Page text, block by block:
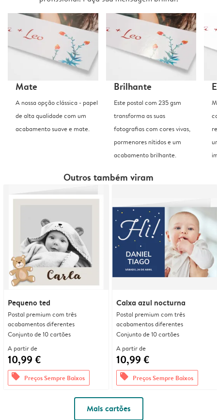
Mate
A nossa opção clássica - papel
de alta qualidade com um
acabamento suave e mate.
Brilhante
Este postal com 235 gsm
transforma as suas
fotografias com cores vivas,
pormenores nítidos e um
acabamento brilhante.
Outros também viram
Pequeno ted
Postal premium com três
acabamentos diferentes
Conjunto de 10 cartões
A partir de
10,99 €
offers Preços Sempre Baixos
Caixa azul nocturna
Postal premium com três
acabamentos diferentes
Conjunto de 10 cartões
A partir de
10,99 €
offers Preços Sempre Baixos
Mais cartões